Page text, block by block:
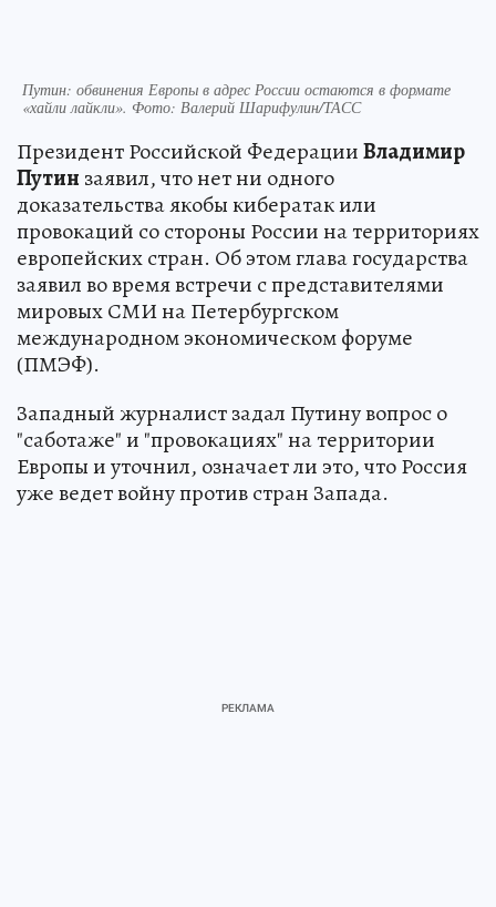
Путин: обвинения Европы в адрес России остаются в формате
«хайли лайкли». Фото: Валерий Шарифулин/ТАСС
Президент Российской ФедерацииВладимир
Путин заявил, что нет ни одного
доказательства якобы кибератак или
провокаций со стороны России на территориях
европейских стран. Об этом глава государства
заявил во время встречи с представителями
мировых СМИ на Петербургском
международном экономическом форуме
(ПМЭФ).
Западный журналист задал Путину вопрос о
"саботаже" и "провокациях" на территории
Европы и уточнил, означает ли это, что Россия
уже ведет войну против стран Запада.